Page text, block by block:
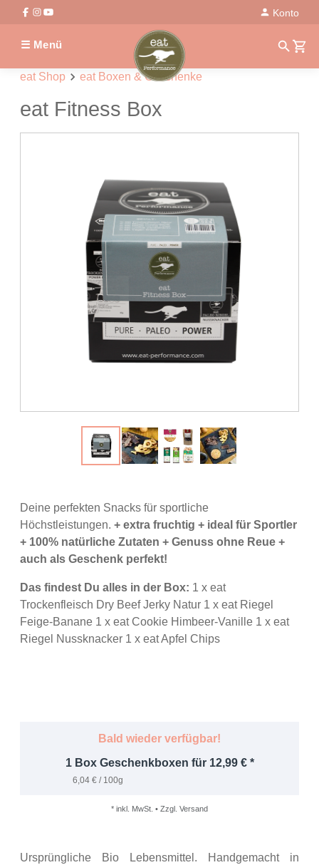
Konto
☰ Menü
eat Shop eat Boxen & Geschenke
eat Fitness Box
Deine perfekten Snacks für sportliche
Höchstleistungen. + extra fruchtig + ideal für Sportler
+ 100% natürliche Zutaten + Genuss ohne Reue +
auch als Geschenk perfekt!
Das findest Du alles in der Box: 1 x eat
Trockenfleisch Dry Beef Jerky Natur 1 x eat Riegel
Feige-Banane 1 x eat Cookie Himbeer-Vanille 1 x eat
Riegel Nussknacker 1 x eat Apfel Chips
1 Box Geschenkboxen für 12,99 € *
6,04 € / 100g
Bald wieder verfügbar!
* inkl. MwSt. • Zzgl. Versand
Ursprüngliche Bio Lebensmittel. Handgemacht in